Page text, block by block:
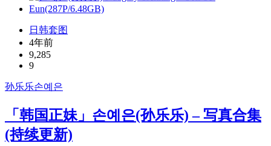
日韩套图
4年前
9,285
9
孙乐乐손예은
「韩国正妹」손예은(孙乐乐) – 写真合集
(持续更新)